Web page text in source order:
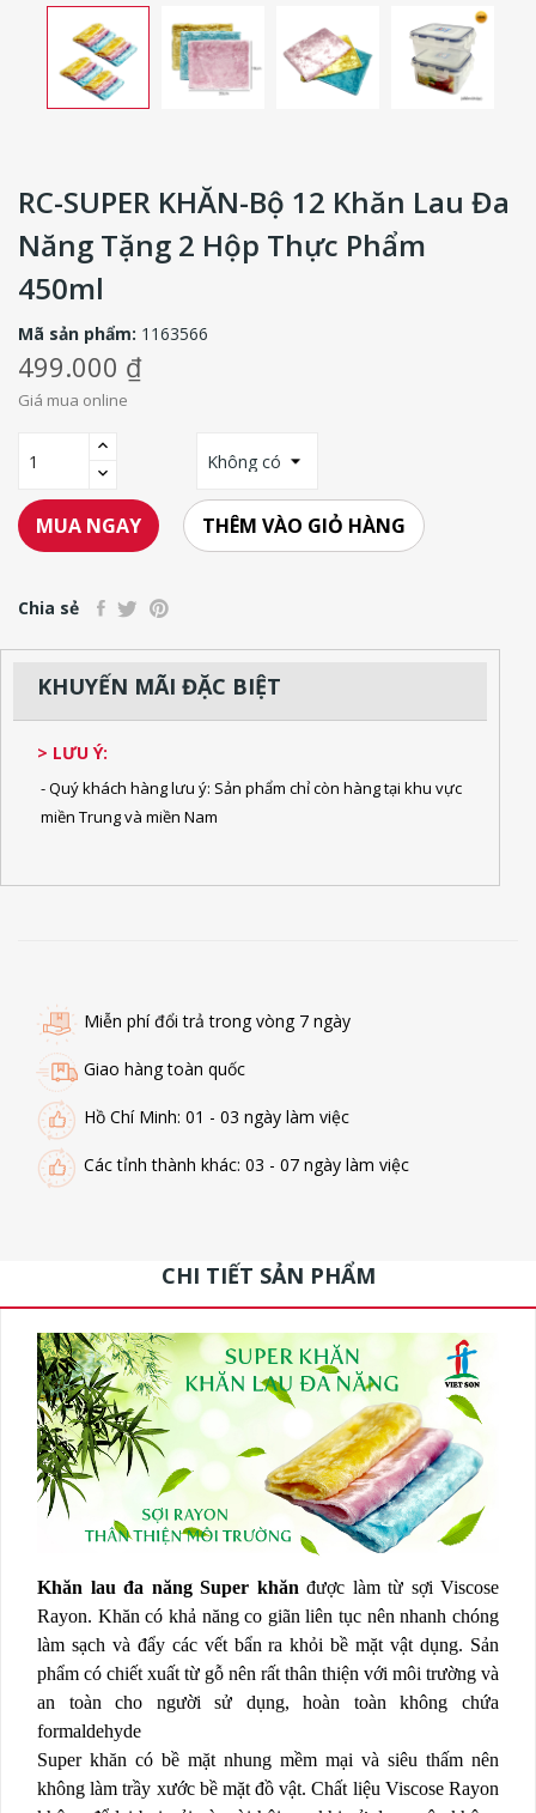
RC-SUPER KHĂN-Bộ 12 Khăn Lau Đa
Năng Tặng 2 Hộp Thực Phẩm
450ml
Mã sản phẩm: 1163566
499.000 ₫
Giá mua online
MUA NGAY THÊM VÀO GIỎ HÀNG
Chia sẻ
KHUYẾN MÃI ĐẶC BIỆT
> LƯU Ý:
- Quý khách hàng lưu ý: Sản phẩm chỉ còn hàng tại khu vực
miền Trung và miền Nam
Miễn phí đổi trả trong vòng 7 ngày
Giao hàng toàn quốc
Hồ Chí Minh: 01 - 03 ngày làm việc
Các tỉnh thành khác: 03 - 07 ngày làm việc
CHI TIẾT SẢN PHẨM
Khăn lau đa năng Super khăn được làm từ sợi Viscose
Rayon. Khăn có khả năng co giãn liên tục nên nhanh chóng
làm sạch và đẩy các vết bẩn ra khỏi bề mặt vật dụng. Sản
phẩm có chiết xuất từ gỗ nên rất thân thiện với môi trường và
an toàn cho người sử dụng, hoàn toàn không chứa
formaldehyde
Super khăn có bề mặt nhung mềm mại và siêu thấm nên
không làm trầy xước bề mặt đồ vật. Chất liệu Viscose Rayon